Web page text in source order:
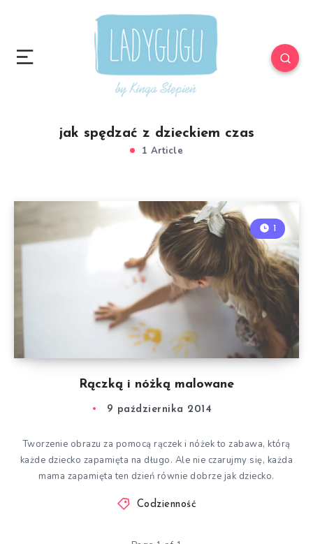
jak spędzać z dzieckiem czas
1 Article
Rączką i nóżką malowane
1
9 października 2014
Tworzenie obrazu za pomocą rączek i nóżek to zabawa, którą
każde dziecko zapamięta na długo. Ale nie czarujmy się, każda
mama zapamięta ten dzień równie dobrze jak dziecko.
Codzienność